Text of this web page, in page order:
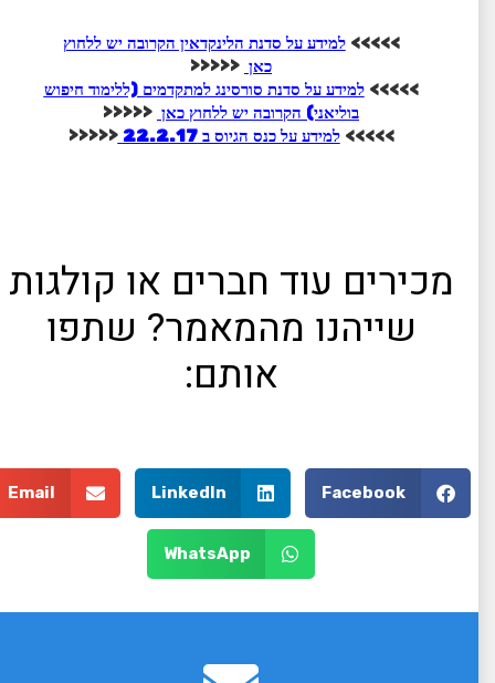
>>>>>למידע על סדנת הלינקדאין הקרובה יש ללחוץ
כאן<<<<<
>>>>>למידע על סדנת סורסינג למתקדמים (ללימוד חיפוש
בוליאני) הקרובה יש ללחוץ כאן<<<<<
>>>>> למידע על כנס הגיוס ב 22.2.17 <<<<<
מכירים עוד חברים או קולגות
שייהנו מהמאמר? שתפו
אותם:
Facebook
LinkedIn
Email
WhatsApp